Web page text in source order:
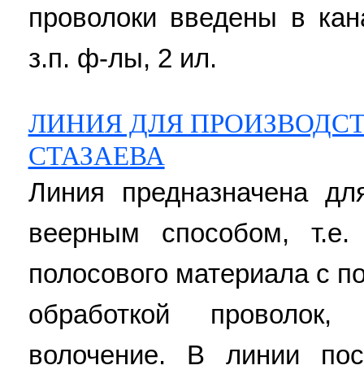
проволоки введены в
з.п. ф-лы, 2 ил.
ЛИНИЯ ДЛЯ
СТАЗАЕВА
Линия предназначена
веерным способом, т.е.
полосового материала с
обработкой проволок,
волочение. В линии